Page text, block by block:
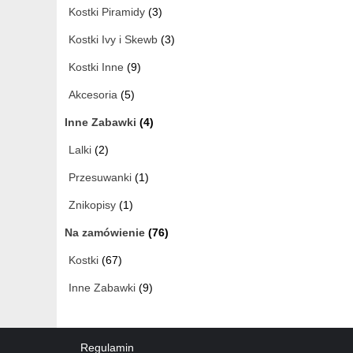
Kostki Piramidy (3)
Kostki Ivy i Skewb (3)
Kostki Inne (9)
Akcesoria (5)
Inne Zabawki (4)
Lalki (2)
Przesuwanki (1)
Znikopisy (1)
Na zamówienie (76)
Kostki (67)
Inne Zabawki (9)
Regulamin